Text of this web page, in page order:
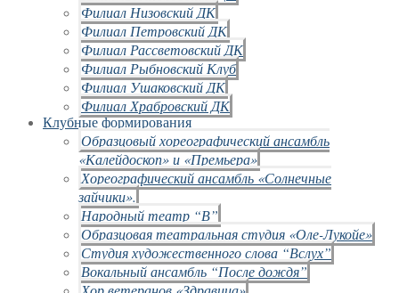
Филиал Низовский ДК
Филиал Петровский ДК
Филиал Рассветовский ДК
Филиал Рыбновский Клуб
Филиал Ушаковский ДК
Филиал Храбровский ДК
Клубные формирования
Образцовый хореографический ансамбль
«Калейдоскоп» и «Премьера»
Хореографический ансамбль «Солнечные
зайчики».
Народный театр “В”
Образцовая театральная студия «Оле-Лукойе»
Студия художественного слова “Вслух”
Вокальный ансамбль “После дождя”